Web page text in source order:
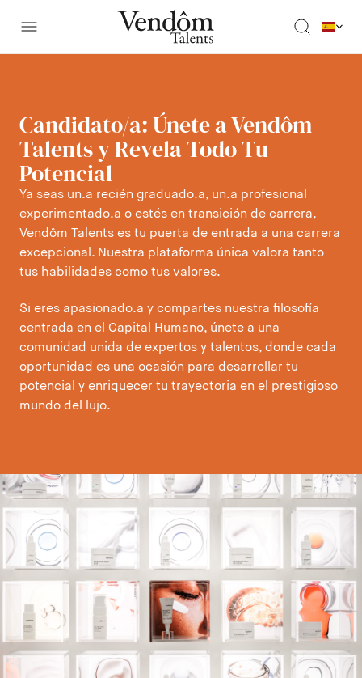
Candidato/a: Únete a Vendôm
Talents y Revela Todo Tu
Potencial
Ya seas un.a recién graduado.a, un.a profesional
experimentado.a o estés en transición de carrera,
Vendôm Talents es tu puerta de entrada a una carrera
excepcional. Nuestra plataforma única valora tanto
tus habilidades como tus valores.
Si eres apasionado.a y compartes nuestra filosofía
centrada en el Capital Humano, únete a una
comunidad unida de expertos y talentos, donde cada
oportunidad es una ocasión para desarrollar tu
potencial y enriquecer tu trayectoria en el prestigioso
mundo del lujo.